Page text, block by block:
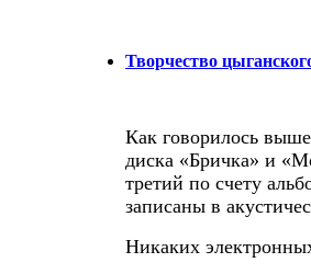
Творчество
Как говорилось
диска «Бричка» и
третий по счету
записаны в
Никаких